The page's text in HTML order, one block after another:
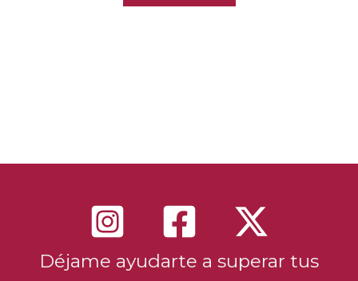
Déjame ayudarte a superar tus